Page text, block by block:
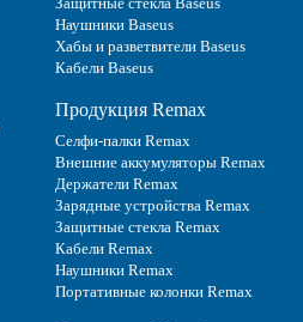
Наушники Baseus
Хабы и разветвители Baseus
Кабели Baseus
Продукция Remax
Селфи-палки Remax
Внешние аккумуляторы Remax
Держатели Remax
Зарядные устройства Remax
Защитные стекла Remax
Кабели Remax
Наушники Remax
Портативные колонки Remax